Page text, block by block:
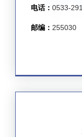
电话： 0533-
邮编： 255030